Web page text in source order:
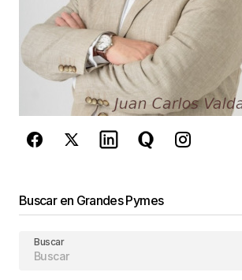
Este sitio esta protegido por
reCAPTCHA y la
Política de
privacidady losTérminos
de Googlese aplican.
Enviar Comentario
Buscar en Grandes Pymes
Buscar